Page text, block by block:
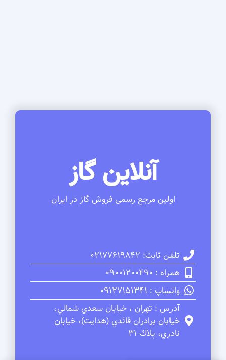
آنلاین گاز
اولین مرجع رسمی فروش گاز در ایران
تلفن ثابت: 02177619842
همراه : 09001200490
واتساپ : 09127151341
آدرس : تهران ، خيابان سعدي شمالي،
خيابان برادران قائدي (هدايت)، خيابان
نادري، پلاك 31